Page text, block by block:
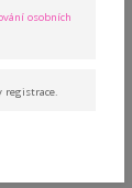
do
osobních
registrace.